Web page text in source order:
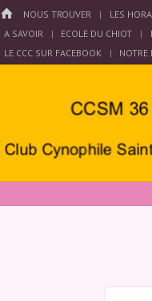
HOME
Menu
PASSER AU CONTENU
NOUS TROUVER LES
A SAVOIR
ECOLE DU CHIOT
LE CCC SUR FACEBOOK
NOTRE
Club
Saint